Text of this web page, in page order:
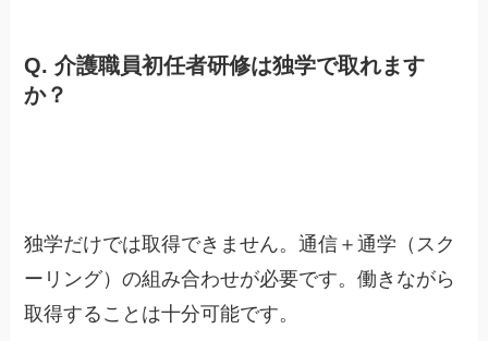
Q. 介護職員初任者研修は独学で取れます
か？
独学だけでは取得できません。通信＋通学（スク
ーリング）の組み合わせが必要です。働きながら
取得することは十分可能です。